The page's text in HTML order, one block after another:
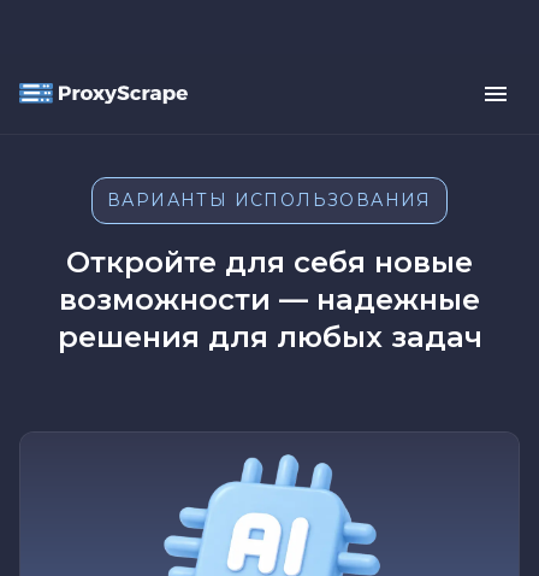
ВАРИАНТЫ ИСПОЛЬЗОВАНИЯ
Откройте для себя новые
возможности — надежные
решения для любых задач